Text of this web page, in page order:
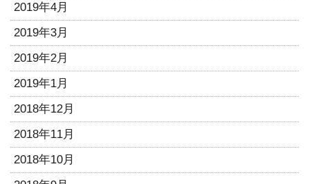
2019年4月
2019年3月
2019年2月
2019年1月
2018年12月
2018年11月
2018年10月